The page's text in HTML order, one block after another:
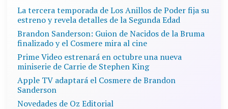
La tercera temporada de Los Anillos de Poder fija su
estreno y revela detalles de la Segunda Edad
Brandon Sanderson: Guion de Nacidos de la Bruma
finalizado y el Cosmere mira al cine
Prime Video estrenará en octubre una nueva
miniserie de Carrie de Stephen King
Apple TV adaptará el Cosmere de Brandon
Sanderson
Novedades de Oz Editorial